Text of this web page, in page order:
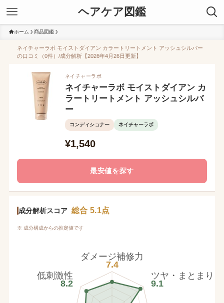
ヘアケア図鑑
ホーム 商品図鑑
ネイチャーラボ モイストダイアン カラートリートメント アッシュシルバー
の口コミ（0件）/成分解析【2026年4月26日更新】
ネイチャーラボ
ネイチャーラボ モイストダイアン カ
ラートリートメント アッシュシルバ
ー
コンディショナー ネイチャーラボ
¥1,540
最安値を探す
成分解析スコア 総合 5.1点
※ 成分構成からの推定値です
ダメージ補修力
7.4
ツヤ・まとまり
9.1
低刺激性
8.2